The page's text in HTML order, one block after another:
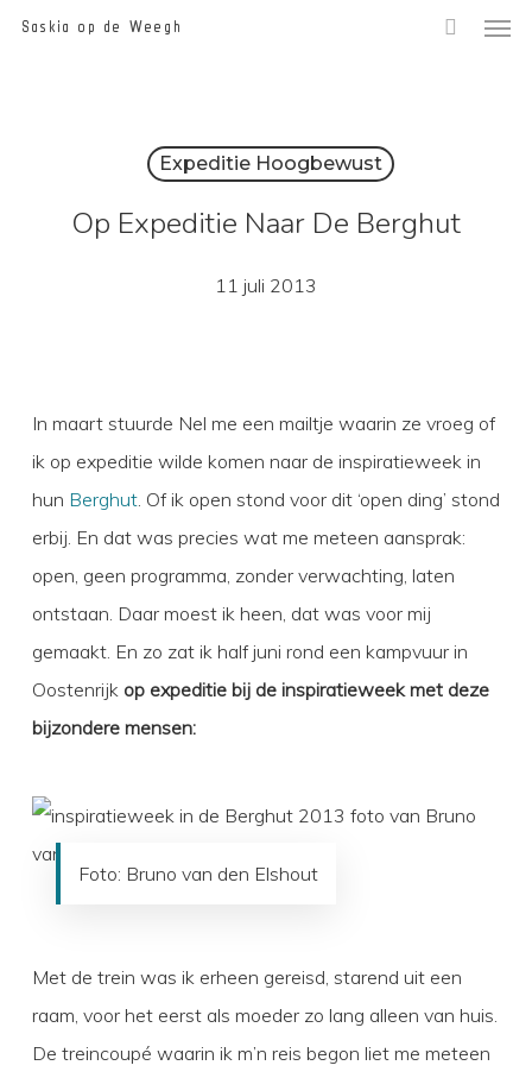
SkipSaskia op de Weegh
Expeditie Hoogbewust
Op Expeditie Naar De Berghut
11 juli 2013
In maart stuurde Nel me een mailtje waarin ze vroeg of
ik op expeditie wilde komen naar de inspiratieweek in
hun Berghut. Of ik open stond voor dit ‘open ding’ stond
erbij. En dat was precies wat me meteen aansprak:
open, geen programma, zonder verwachting, laten
ontstaan. Daar moest ik heen, dat was voor mij
gemaakt. En zo zat ik half juni rond een kampvuur in
Oostenrijk op expeditie bij de inspiratieweek met deze
bijzondere mensen:
Foto: Bruno van den Elshout
Met de trein was ik erheen gereisd, starend uit een
raam, voor het eerst als moeder zo lang alleen van huis.
De treincoupé waarin ik m’n reis begon liet me meteen